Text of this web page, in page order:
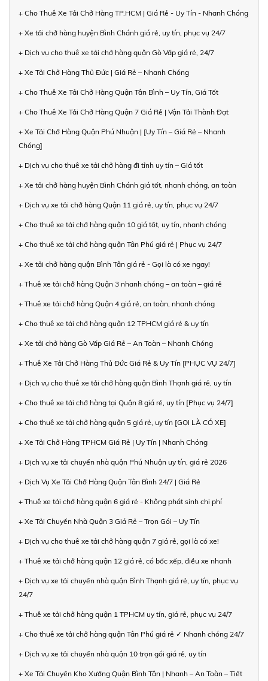
+ Cho Thuê Xe Tải Chở Hàng TP.HCM | Giá Rẻ - Uy Tín - Nhanh Chóng
+ Xe tải chở hàng huyện Bình Chánh giá rẻ, uy tín, phục vụ 24/7
+ Dịch vụ cho thuê xe tải chở hàng quận Gò Vấp giá rẻ, 24/7
+ Xe Tải Chở Hàng Thủ Đức | Giá Rẻ – Nhanh Chóng
+ Cho Thuê Xe Tải Chở Hàng Quận Tân Bình – Uy Tín, Giá Tốt
+ Cho Thuê Xe Tải Chở Hàng Quận 7 Giá Rẻ | Vận Tải Thành Đạt
+ Xe Tải Chở Hàng Quận Phú Nhuận | [Uy Tín – Giá Rẻ – Nhanh
Chóng]
+ Dịch vụ cho thuê xe tải chở hàng đi tỉnh uy tín – Giá tốt
+ Xe tải chở hàng huyện Bình Chánh giá tốt, nhanh chóng, an toàn
+ Dịch vụ xe tải chở hàng Quận 11 giá rẻ, uy tín, phục vụ 24/7
+ Cho thuê xe tải chở hàng quận 10 giá tốt, uy tín, nhanh chóng
+ Cho thuê xe tải chở hàng quận Tân Phú giá rẻ | Phục vụ 24/7
+ Xe tải chở hàng quận Bình Tân giá rẻ - Gọi là có xe ngay!
+ Thuê xe tải chở hàng Quận 3 nhanh chóng – an toàn – giá rẻ
+ Thuê xe tải chở hàng Quận 4 giá rẻ, an toàn, nhanh chóng
+ Cho thuê xe tải chở hàng quận 12 TPHCM giá rẻ & uy tín
+ Xe tải chở hàng Gò Vấp Giá Rẻ – An Toàn – Nhanh Chóng
+ Thuê Xe Tải Chở Hàng Thủ Đức Giá Rẻ & Uy Tín [PHỤC VỤ 24/7]
+ Dịch vụ cho thuê xe tải chở hàng quận Bình Thạnh giá rẻ, uy tín
+ Cho thuê xe tải chở hàng tại Quận 8 giá rẻ, uy tín [Phục vụ 24/7]
+ Cho thuê xe tải chở hàng quận 5 giá rẻ, uy tín [GỌI LÀ CÓ XE]
+ Xe Tải Chở Hàng TPHCM Giá Rẻ | Uy Tín | Nhanh Chóng
+ Dịch vụ xe tải chuyển nhà quận Phú Nhuận uy tín, giá rẻ 2026
+ Dịch Vụ Xe Tải Chở Hàng Quận Tân Bình 24/7 | Giá Rẻ
+ Thuê xe tải chở hàng quận 6 giá rẻ - Không phát sinh chi phí
+ Xe Tải Chuyển Nhà Quận 3 Giá Rẻ – Trọn Gói – Uy Tín
+ Dịch vụ cho thuê xe tải chở hàng quận 7 giá rẻ, gọi là có xe!
+ Thuê xe tải chở hàng quận 12 giá rẻ, có bốc xếp, điều xe nhanh
+ Dịch vụ xe tải chuyển nhà quận Bình Thạnh giá rẻ, uy tín, phục vụ
24/7
+ Thuê xe tải chở hàng quận 1 TPHCM uy tín, giá rẻ, phục vụ 24/7
+ Cho thuê xe tải chở hàng quận Tân Phú giá rẻ ✓ Nhanh chóng 24/7
+ Dịch vụ xe tải chuyển nhà quận 10 trọn gói giá rẻ, uy tín
+ Xe Tải Chuyển Kho Xưởng Quận Bình Tân | Nhanh – An Toàn – Tiết